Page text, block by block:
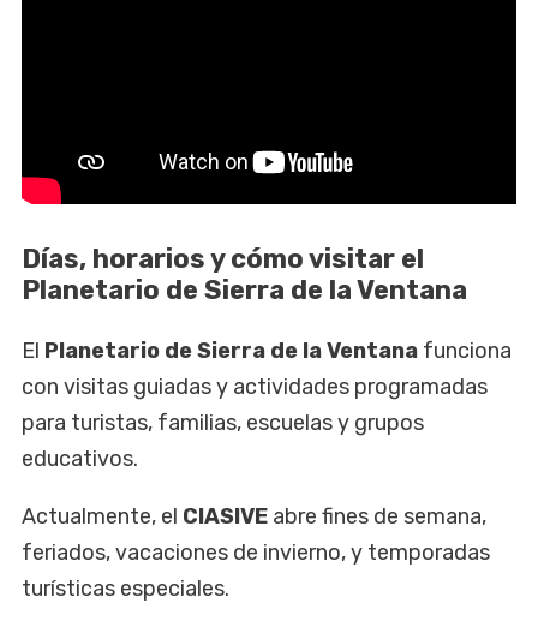
Días, horarios y cómo visitar el
Planetario de Sierra de la Ventana
El Planetario de Sierra de la Ventana funciona
con visitas guiadas y actividades programadas
para turistas, familias, escuelas y grupos
educativos.
Actualmente, el CIASIVE abre fines de semana,
feriados, vacaciones de invierno, y temporadas
turísticas especiales.